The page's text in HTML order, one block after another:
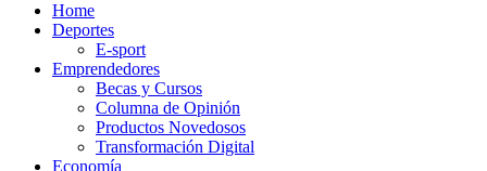
Home
Deportes
E-sport
Emprendedores
Becas y Cursos
Columna de Opinión
Productos Novedosos
Transformación Digital
Economía